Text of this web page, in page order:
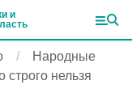
и
Народные
строго нельзя